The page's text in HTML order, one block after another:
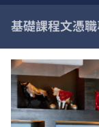
基礎課程文憑